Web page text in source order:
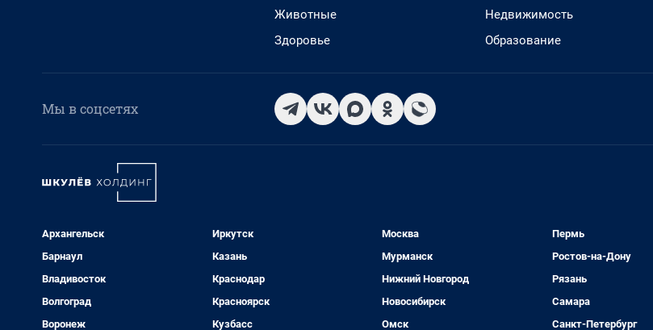
Животные
Здоровье
Недвижимость
Образование
Мы в соцсетях
Архангельск
Барнаул
Владивосток
Волгоград
Воронеж
Иркутск
Казань
Краснодар
Красноярск
Кузбасс
Москва
Мурманск
Нижний Новгород
Новосибирск
Омск
Пермь
Ростов-на-Дону
Рязань
Самара
Санкт-Петербург